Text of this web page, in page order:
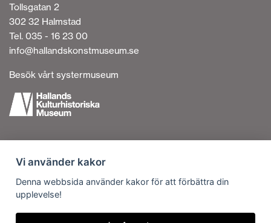
Tollsgatan 2
302 32 Halmstad
Tel. 035 - 16 23 00
info@hallandskonstmuseum.se
Besök vårt systermuseum
Personuppgiftshantering
Om cookies
Kontakta oss
Vi är en del av
Vi använder kakor
Denna webbsida använder kakor för att förbättra din
upplevelse!